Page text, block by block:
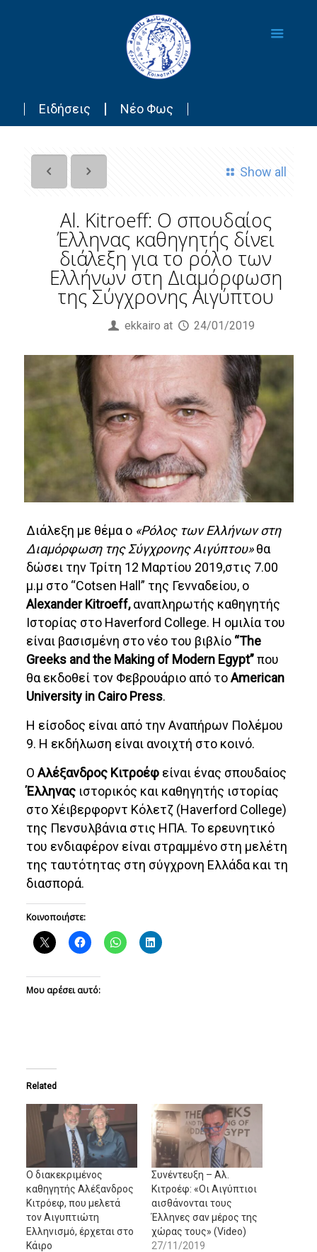
Ειδήσεις Νέο Φως
Show all
Al. Kitroeff: Ο σπουδαίος
Έλληνας καθηγητής δίνει
διάλεξη για το ρόλο των
Ελλήνων στη Διαμόρφωση
της Σύγχρονης Αιγύπτου
ekkairo at 24/01/2019
Διάλεξη με θέμα ο «Ρόλος των Ελλήνων στη
Διαμόρφωση της Σύγχρονης Αιγύπτου»θα
δώσει την Τρίτη 12 Μαρτίου 2019,στις 7.00
μ.μ στο “Cotsen Hall” της Γενναδείου, ο
Alexander Kitroeff,αναπληρωτής καθηγητής
Ιστορίας στο Haverford College. Η ομιλία του
είναι βασισμένη στο νέο του βιβλίο “The
Greeks and the Making of Modern Egypt”που
θα εκδοθεί τον Φεβρουάριο από τοAmerican
University in Cairo Press.
Η είσοδος είναι από την Αναπήρων Πολέμου
9. Η εκδήλωση είναι ανοιχτή στο κοινό.
ΟΑλέξανδρος Κιτροέφ είναι ένας σπουδαίος
Έλληνας ιστορικός και καθηγητής ιστορίας
στο Χέιβερφορντ Κόλετζ (Haverford College)
της Πενσυλβάνια στις ΗΠΑ. Το ερευνητικό
του ενδιαφέρον είναι στραμμένο στη μελέτη
της ταυτότητας στη σύγχρονη Ελλάδα και τη
διασπορά.
Κοινοποιήστε:
Μου αρέσει αυτό:
Related
O διακεκριμένος
καθηγητής Αλέξανδρος
Κιτρόεφ, που μελετά
τον Αιγυπτιώτη
Ελληνισμό, έρχεται στο
Κάιρο
Συνέντευξη – Αλ.
Κιτροέφ: «Οι Αιγύπτιοι
αισθάνονται τους
Έλληνες σαν μέρος της
χώρας τους» (Video)
27/11/2019